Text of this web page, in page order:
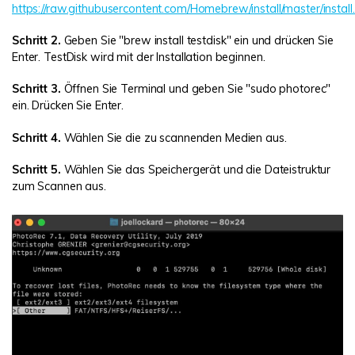
https://raw.githubusercontent.com/Homebrew/install/master/
Schritt 2. Geben Sie "brew install testdisk" ein und drücken Sie
Enter. TestDisk wird mit der Installation beginnen.
Schritt 3. Öffnen Sie Terminal und geben Sie "sudo photorec"
ein. Drücken Sie Enter.
Schritt 4. Wählen Sie die zu scannenden Medien aus.
Schritt 5. Wählen Sie das Speichergerät und die Dateistruktur
zum Scannen aus.